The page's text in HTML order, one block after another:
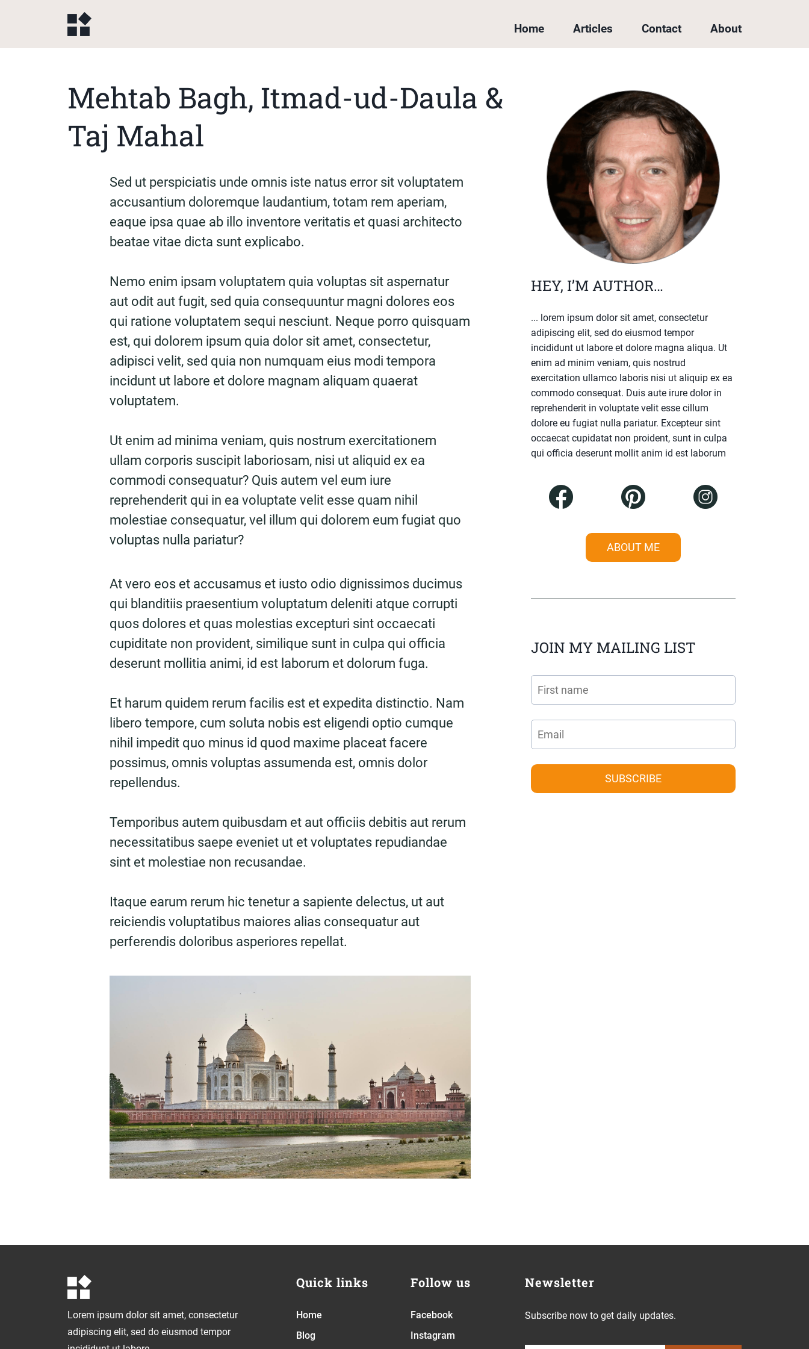
Home Articles Contact About
Mehtab Bagh, Itmad-ud-Daula &
Taj Mahal
Sed ut perspiciatis unde omnis iste natus error sit voluptatem
accusantium doloremque laudantium, totam rem aperiam,
eaque ipsa quae ab illo inventore veritatis et quasi architecto
beatae vitae dicta sunt explicabo.
Nemo enim ipsam voluptatem quia voluptas sit aspernatur
aut odit aut fugit, sed quia consequuntur magni dolores eos
qui ratione voluptatem sequi nesciunt. Neque porro quisquam
est, qui dolorem ipsum quia dolor sit amet, consectetur,
adipisci velit, sed quia non numquam eius modi tempora
incidunt ut labore et dolore magnam aliquam quaerat
voluptatem.
Ut enim ad minima veniam, quis nostrum exercitationem
ullam corporis suscipit laboriosam, nisi ut aliquid ex ea
commodi consequatur? Quis autem vel eum iure
reprehenderit qui in ea voluptate velit esse quam nihil
molestiae consequatur, vel illum qui dolorem eum fugiat quo
voluptas nulla pariatur?
At vero eos et accusamus et iusto odio dignissimos ducimus
qui blanditiis praesentium voluptatum deleniti atque corrupti
quos dolores et quas molestias excepturi sint occaecati
cupiditate non provident, similique sunt in culpa qui officia
deserunt mollitia animi, id est laborum et dolorum fuga.
Et harum quidem rerum facilis est et expedita distinctio. Nam
libero tempore, cum soluta nobis est eligendi optio cumque
nihil impedit quo minus id quod maxime placeat facere
possimus, omnis voluptas assumenda est, omnis dolor
repellendus.
Temporibus autem quibusdam et aut officiis debitis aut rerum
necessitatibus saepe eveniet ut et voluptates repudiandae
sint et molestiae non recusandae.
Itaque earum rerum hic tenetur a sapiente delectus, ut aut
reiciendis voluptatibus maiores alias consequatur aut
perferendis doloribus asperiores repellat.
HEY, I’M AUTHOR…
... lorem ipsum dolor sit amet, consectetur
adipiscing elit, sed do eiusmod tempor
incididunt ut labore et dolore magna aliqua. Ut
enim ad minim veniam, quis nostrud
exercitation ullamco laboris nisi ut aliquip ex ea
commodo consequat. Duis aute irure dolor in
reprehenderit in voluptate velit esse cillum
dolore eu fugiat nulla pariatur. Excepteur sint
occaecat cupidatat non proident, sunt in culpa
qui officia deserunt mollit anim id est laborum
ABOUT ME
JOIN MY MAILING LIST
SUBSCRIBE
Lorem ipsum dolor sit amet, consectetur
adipiscing elit, sed do eiusmod tempor
Quick links
Home
Blog
Follow us
Facebook
Instagram
Newsletter
Subscribe now to get daily updates.